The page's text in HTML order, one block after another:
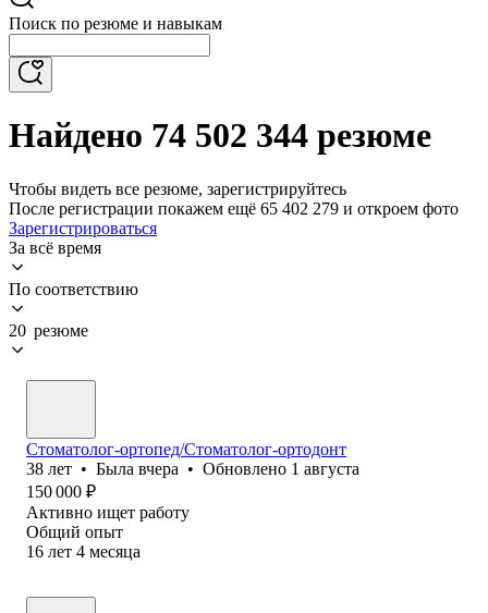
Поиск по резюме и навыкам
Найдено 74 502 344 резюме
Чтобы видеть все резюме, зарегистрируйтесь
После регистрации покажем ещё 65 402 279 и откроем фото
Зарегистрироваться
За всё время
По соответствию
20 резюме
Стоматолог-ортопед/Стоматолог-ортодонт
38 лет • Была вчера • Обновлено 1 августа
150 000 ₽
Активно ищет работу
Общий опыт
16 лет 4 месяца